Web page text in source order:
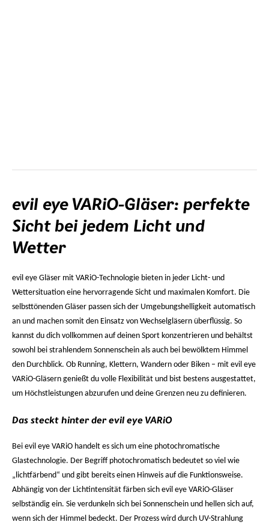
evil eye VARiO-Gläser: perfekte
Sicht bei jedem Licht und
Wetter
evil eye Gläser mit VARiO-Technologie bieten in jeder Licht- und
Wettersituation eine hervorragende Sicht und maximalen Komfort. Die
selbsttönenden Gläser passen sich der Umgebungshelligkeit automatisch
an und machen somit den Einsatz von Wechselgläsern überflüssig. So
kannst du dich vollkommen auf deinen Sport konzentrieren und behältst
sowohl bei strahlendem Sonnenschein als auch bei bewölktem Himmel
den Durchblick. Ob Running, Klettern, Wandern oder Biken – mit evil eye
VARiO-Gläsern genießt du volle Flexibilität und bist bestens ausgestattet,
um Höchstleistungen abzurufen und deine Grenzen neu zu definieren.
Das steckt hinter der evil eye VARiO
Bei evil eye VARiO handelt es sich um eine photochromatische
Glastechnologie. Der Begriff photochromatisch bedeutet so viel wie
„lichtfärbend“ und gibt bereits einen Hinweis auf die Funktionsweise.
Abhängig von der Lichtintensität färben sich evil eye VARiO-Gläser
selbständig ein. Sie verdunkeln sich bei Sonnenschein und hellen sich auf,
wenn sich der Himmel bedeckt. Der Prozess wird durch UV-Strahlung